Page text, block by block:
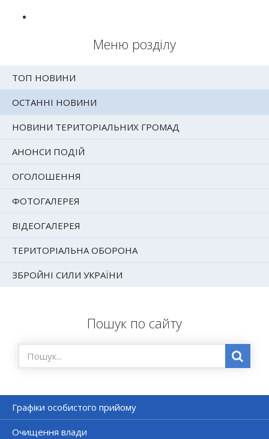
Меню розділу
ТОП НОВИНИ
ОСТАННІ НОВИНИ
НОВИНИ ТЕРИТОРІАЛЬНИХ ГРОМАД
АНОНСИ ПОДІЙ
ОГОЛОШЕННЯ
ФОТОГАЛЕРЕЯ
ВІДЕОГАЛЕРЕЯ
ТЕРИТОРІАЛЬНА ОБОРОНА
ЗБРОЙНІ СИЛИ УКРАЇНИ
Пошук по сайту
Графіки особистого прийому
Очищення влади